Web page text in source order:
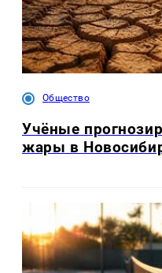
Общество
Учёные
жары в